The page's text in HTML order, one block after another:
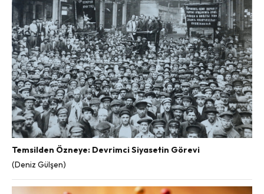
Temsilden Özneye: Devrimci Siyasetin Görevi
(Deniz Gülşen)